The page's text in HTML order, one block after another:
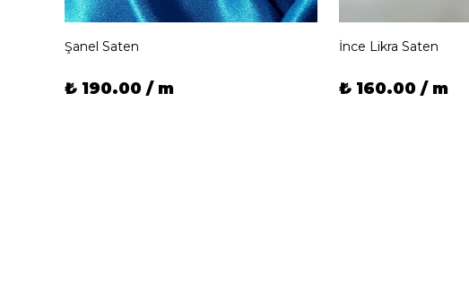
Şanel Saten
₺ 190.00 / m
İnce Likra Saten
₺ 160.00 / m